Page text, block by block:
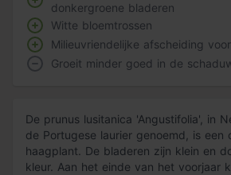
donkergroene bladeren
Witte bloemtrossen
Milieuvriendelijke afscheiding
Groeit minder goed in de
De prunus lusitanica 'Angustifolia', in
de Portugese laurier genoemd, is een
haagplant. De bladeren zijn klein en
kleur. Aan het einde van het voorjaar